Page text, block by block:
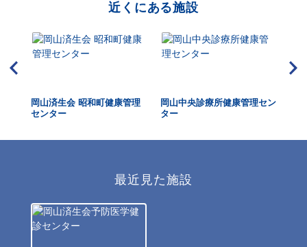
近くにある施設
岡山済生会 昭和町健康管理
センター
岡山中央診療所健康管理セン
ター
最近見た施設